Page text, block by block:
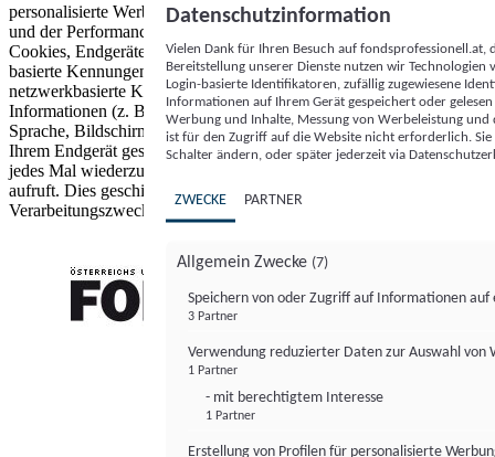
personalisierte Werbung und Inhalte, Messung von Werbeleistung
und der Performance von Inhalten sowie Zielgruppenforschung.
Cookies, Endgeräte- oder ähnliche Online-Kennungen (z. B. login-
basierte Kennungen, zufällig generierte Kennungen,
netzwerkbasierte Kennungen) können zusammen mit anderen
Informationen (z. B. Browsertyp und Browserinformationen,
Sprache, Bildschirmgröße, unterstützte Technologien usw.) auf
Ihrem Endgerät gespeichert oder von dort ausgelesen werden, um es
jedes Mal wiederzuerkennen, wenn es eine App oder einer Webseite
aufruft. Dies geschieht für einen oder mehrere der hier aufgeführten
Verarbeitungszwecke.
Datenschutzinformation
Vielen Dank für Ihren Besuch auf
Bereitstellung unserer Dienste nutzen wir Technologien
Login-basierte Identifikatoren, zufällig zugewiesene
Informationen auf Ihrem Gerät gespeichert oder
Werbung und Inhalte, Messung von Werbeleistung
ist für den Zugriff auf die Website nicht erforderlich.
Schalter ändern, oder später jederzeit via
ZWECKE PARTNER
Allgemein Zwecke (7)
Speichern von oder Zugriff auf Informationen auf
3 Partner
Verwendung reduzierter Daten zur Auswahl von
1 Partner
- mit berechtigtem Interesse
1 Partner
Erstellung von Profilen für personalisierte
FONDS professionell